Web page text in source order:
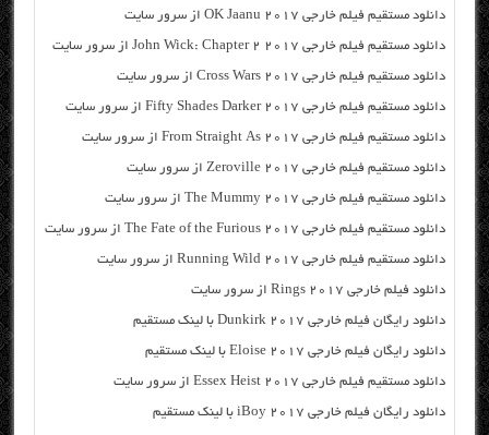
دانلود مستقیم فیلم خارجی OK Jaanu 2017 از سرور سایت
دانلود مستقیم فیلم خارجی John Wick: Chapter 2 2017 از سرور سایت
دانلود مستقیم فیلم خارجی Cross Wars 2017 از سرور سایت
دانلود مستقیم فیلم خارجی Fifty Shades Darker 2017 از سرور سایت
دانلود مستقیم فیلم خارجی From Straight As 2017 از سرور سایت
دانلود مستقیم فیلم خارجی Zeroville 2017 از سرور سایت
دانلود مستقیم فیلم خارجی The Mummy 2017 از سرور سایت
دانلود مستقیم فیلم خارجی The Fate of the Furious 2017 از سرور سایت
دانلود مستقیم فیلم خارجی Running Wild 2017 از سرور سایت
دانلود فیلم خارجی Rings 2017 از سرور سایت
دانلود رایگان فیلم خارجی Dunkirk 2017 با لینک مستقیم
دانلود رایگان فیلم خارجی Eloise 2017 با لینک مستقیم
دانلود مستقیم فیلم خارجی Essex Heist 2017 از سرور سایت
دانلود رایگان فیلم خارجی iBoy 2017 با لینک مستقیم